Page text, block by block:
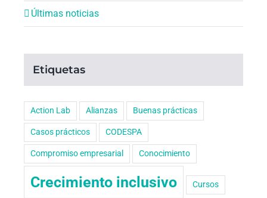
Últimas noticias
Etiquetas
Action Lab Alianzas Buenas prácticas
Casos prácticos CODESPA
Compromiso empresarial Conocimiento
Crecimiento inclusivo Cursos